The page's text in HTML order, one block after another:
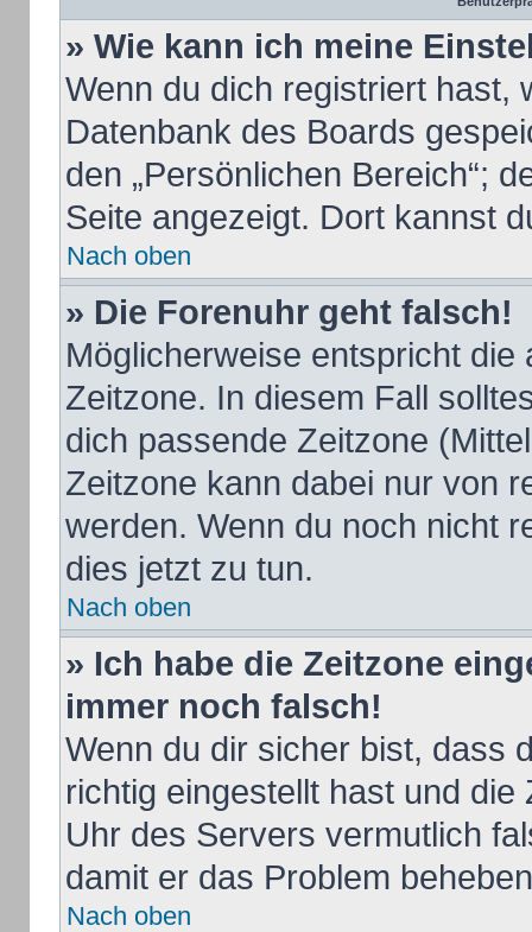
» Wie kann ich meine
Wenn du dich registriert hast,
Datenbank des Boards
den „Persönlichen Bereich“;
Seite angezeigt. Dort kannst
Nach oben
» Die Forenuhr geht falsch!
Möglicherweise entspricht
Zeitzone. In diesem Fall
dich passende Zeitzone
Zeitzone kann dabei nur von
werden. Wenn du noch nicht
dies jetzt zu tun.
Nach oben
» Ich habe die Zeitzone
immer noch falsch!
Wenn du dir sicher bist, dass
richtig eingestellt hast und
Uhr des Servers vermutlich
damit er das Problem
Nach oben